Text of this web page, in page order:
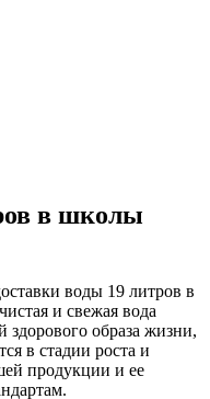
в школы
воды 19 литров в
и свежая вода
здорового образа жизни,
в стадии роста и
продукции и ее